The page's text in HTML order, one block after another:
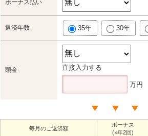
ボーナス払い
返済年数 35年 30年
頭金 直接入力する
万円
毎月のご返済額
ボーナス
(×年2回)